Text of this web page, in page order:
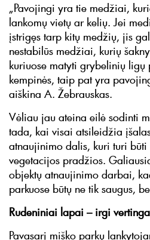
„Pavojingi yra tie medžiai,
lankomų vietų ar kelių. Jei
įstrigęs tarp kitų medžių, jis
nestabilūs medžiai, kurių
kuriuose matyti grybelinių
kempinės, taip pat yra
aiškina A. Žebrauskas.
Vėliau jau ateina eilė sodinti
tada, kai visai atsileidžia
atnaujinimo dalis, kuri turi
vegetacijos pradžios.
objektų atnaujinimo darbai,
parkuose būtų ne tik saugus,
Rudeniniai lapai – irgi
Pavasarį miško parkų